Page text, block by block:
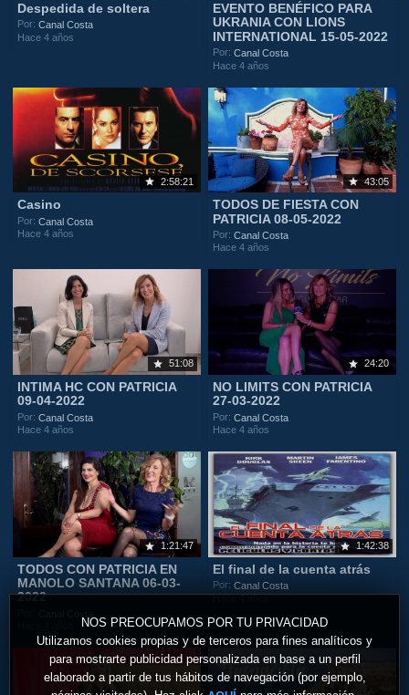
NOS PREOCUPAMOS POR TU PRIVACIDAD
Utilizamos cookies propias y de terceros para fines analíticos y
para mostrarte publicidad personalizada en base a un perfil
elaborado a partir de tus hábitos de navegación (por ejemplo,
Despedida de soltera
Por:Canal Costa
Hace 4 años
EVENTO BENÉFICO PARA
UKRANIA CON LIONS
INTERNATIONAL 15-05-2022
Por:Canal Costa
Hace 4 años
2:58:21
Casino
Por:Canal Costa
Hace 4 años
43:05
TODOS DE FIESTA CON
PATRICIA 08-05-2022
Por:Canal Costa
Hace 4 años
51:08
INTIMA HC CON PATRICIA
09-04-2022
Por:Canal Costa
Hace 4 años
24:20
NO LIMITS CON PATRICIA
27-03-2022
Por:Canal Costa
Hace 4 años
1:21:47
TODOS CON PATRICIA EN
MANOLO SANTANA 06-03-
2022
1:42:38
El final de la cuenta atrás
Por:Canal Costa
Hace 4 años